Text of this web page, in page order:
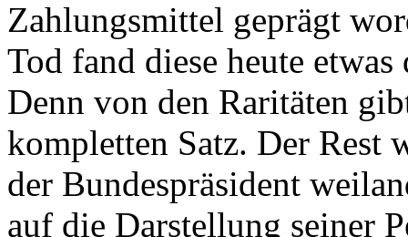
Zahlungsmittel geprägt
Tod fand diese heute
Denn von den Raritäten
kompletten Satz. Der Rest
der Bundespräsident
auf die Darstellung seiner